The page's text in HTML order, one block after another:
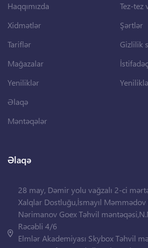
Haqqımızda
Xidmətlər
Tariflər
Mağazalar
Yeniliklər
Əlaqə
Məntəqələr
Tez-tez
Şərtlər
Gizlilik
Əlaqə
28 may, Dəmir yolu vağzalı 2-ci
Xalqlar Dostluğu,İsmayıl
Nərimanov Goex Təhvil
Rəcəbli 4/6
Elmlər Akademiyası Skybox Təhvil